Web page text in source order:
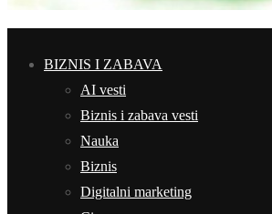
BIZNIS I ZABAVA
AI vesti
Biznis i zabava vesti
Nauka
Biznis
Digitalni marketing